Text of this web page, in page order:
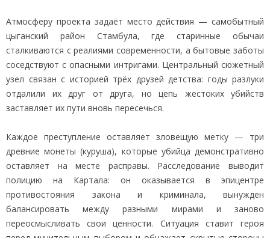
Атмосферу проекта задаёт место действия — самобытный
цыганский район Стамбула, где старинные обычаи
сталкиваются с реалиями современности, а бытовые заботы
соседствуют с опасными интригами. Центральный сюжетный
узел связан с историей трёх друзей детства: годы разлуки
отдалили их друг от друга, но цепь жестоких убийств
заставляет их пути вновь пересечься.
Каждое преступление оставляет зловещую метку — три
древние монеты (куруша), которые убийца демонстративно
оставляет на месте расправы. Расследование выводит
полицию на Картала: он оказывается в эпицентре
противостояния закона и криминала, вынужден
балансировать между разными мирами и заново
переосмысливать свои ценности. Ситуация ставит героя